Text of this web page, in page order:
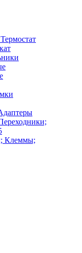
Клеммы;